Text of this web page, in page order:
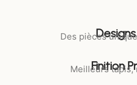
Des pièces
Finition
Meilleurs tapis,